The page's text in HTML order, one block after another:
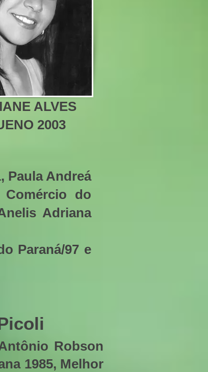
ALVES
2003
Paula Andreá
Comércio do
Adriana
Paraná/97 e
Robson
1985, Melhor